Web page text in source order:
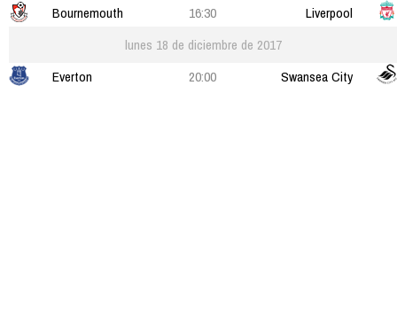
Bournemouth
16:30
Liverpool
lunes 18 de diciembre de 2017
Everton
20:00 Swansea City